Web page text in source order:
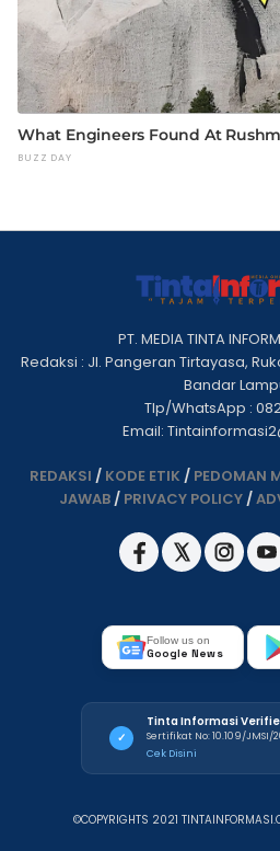
PT. MEDIA TINTA
Redaksi : Jl. Pangeran Tirtayasa,
Bandar
Tlp/WhatsApp :
Email:
REDAKSI / KODE ETIK / PEDOMAN
JAWAB/ PRIVACY POLICY/
Follow us on
Google News
✓
Tinta Informasi
Sertifikat No: 10.109/JMSI/
Cek Disini
©COPYRIGHTS 2021